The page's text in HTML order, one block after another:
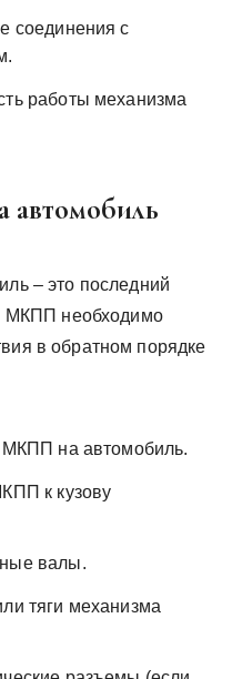
соединения с
работы механизма
– это последний
МКПП необходимо
в обратном порядке
МКПП на автомобиль.
к кузову
валы.
тяги механизма